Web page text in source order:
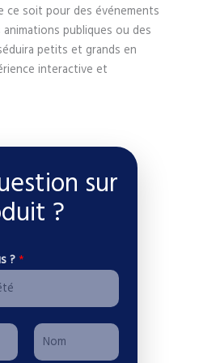
ce soit pour des événements
animations publiques ou des
petits et grands en
interactive et
sur
?
? *